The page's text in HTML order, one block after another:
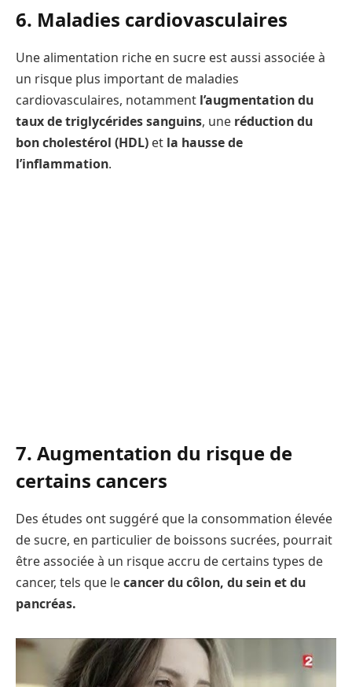
6. Maladies cardiovasculaires
Une alimentation riche en sucre est aussi associée à
un risque plus important de maladies
cardiovasculaires, notamment l’augmentation du
taux de triglycérides sanguins, une réduction du
bon cholestérol (HDL) et la hausse de
l’inflammation.
7. Augmentation du risque de
certains cancers
Des études ont suggéré que la consommation élevée
de sucre, en particulier de boissons sucrées, pourrait
être associée à un risque accru de certains types de
cancer, tels que lecancer du côlon, du sein et du
pancréas.